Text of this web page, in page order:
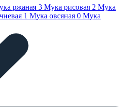
ржаная 3 Мука рисовая 2 Мука
1 Мука овсяная 0 Мука